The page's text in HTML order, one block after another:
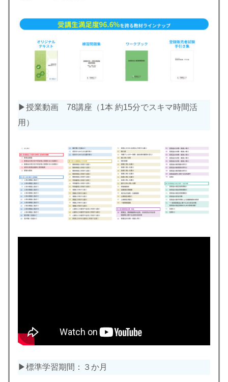
▶︎授業動画 78講座（1本 約15分でスキマ時間活
用）
▶︎標準学習期間：３か月